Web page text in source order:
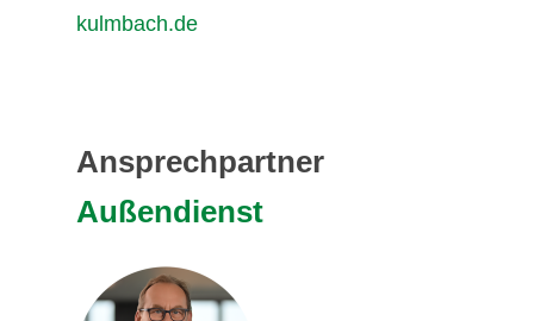
kulmbach.de
Ansprechpartner
Außendienst